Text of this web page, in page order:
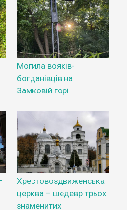
Могила вояків-
богданівців на
Замковій горі
Хрестовоздвиженська
церква – шедевр трьох
знаменитих